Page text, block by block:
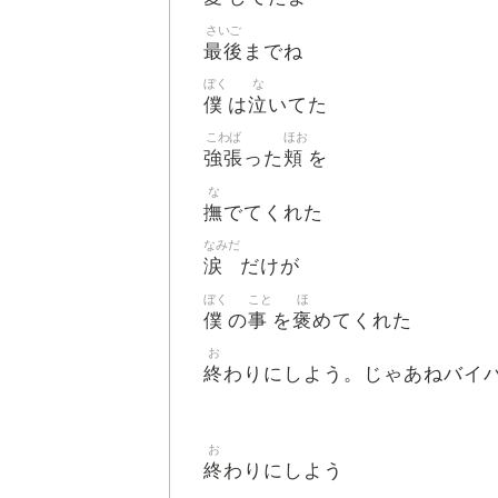
最後
さいご
までね
僕
ぼく
は泣
な
いてた
強張
こわば
った頬
ほお
を
撫
な
でてくれた
涙
なみだ
だけが
僕
ぼく
の事
こと
を褒
ほ
めてくれた
終
お
わりにしよう。じゃあねバイ
終
お
わりにしよう